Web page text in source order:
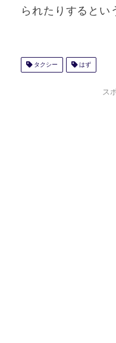
られたりするとい
タクシー はず
ス